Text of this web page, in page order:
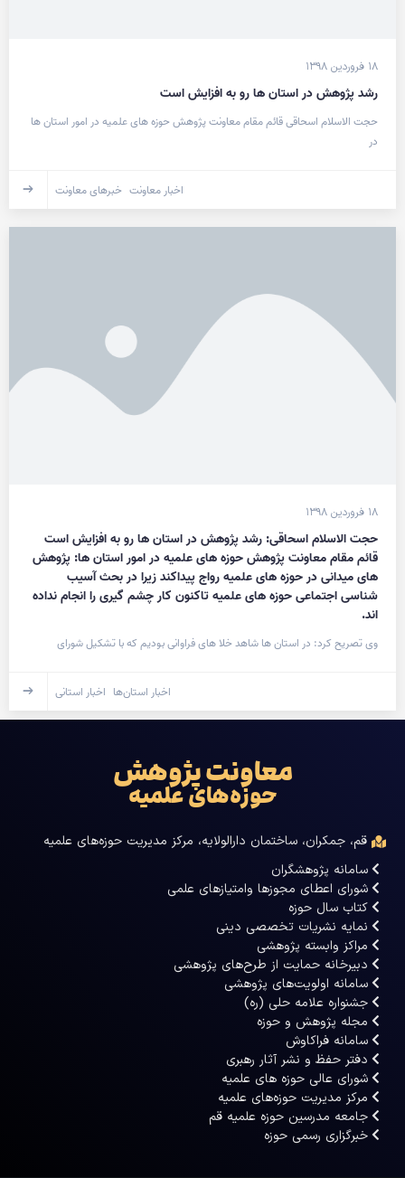
۱۸ فروردین ۱۳۹۸
رشد پژوهش در استان ها رو به افزایش است
حجت الاسلام اسحاقی قائم مقام معاونت پژوهش حوزه های علمیه در امور استان ها
در
اخبار معاونت خبرهای معاونت
۱۸ فروردین ۱۳۹۸
حجت الاسلام اسحاقی: رشد پژوهش در استان ها رو به افزایش است
قائم مقام معاونت پژوهش حوزه های علمیه در امور استان ها: پژوهش
های میدانی در حوزه های علمیه رواج پیداکند زیرا در بحث آسیب
شناسی اجتماعی حوزه های علمیه تاکنون کار چشم گیری را انجام نداده
اند.
وی تصریح کرد: در استان ها شاهد خلا های فراوانی بودیم که با تشکیل شورای
اخبار استان‌ها اخبار استانی
معاونت پژوهش
حوزه‌های علمیه
قم، جمکران، ساختمان دارالولایه، مرکز مدیریت حوزه‌های علمیه
سامانه پژوهشگران
شورای اعطای مجوزها وامتیازهای علمی
کتاب سال حوزه
نمایه نشریات تخصصی دینی
مراکز وابسته پژوهشی
دبیرخانه حمایت از طرح‌های پژوهشی
سامانه اولویت‌های پژوهشی
جشنواره علامه حلی (ره)
مجله پژوهش و حوزه
سامانه فراکاوش
دفتر حفظ و نشر آثار رهبری
شورای عالی حوزه های علمیه
مرکز مدیریت حوزه‌های علمیه
جامعه مدرسین حوزه علمیه قم
خبرگزاری رسمی حوزه